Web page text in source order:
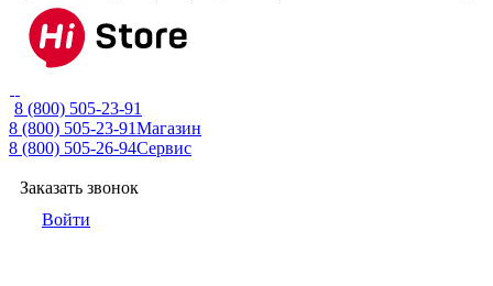
8 (800) 505-23-91
8 (800) 505-23-91Магазин
8 (800) 505-26-94Сервис
Заказать звонок
Войти